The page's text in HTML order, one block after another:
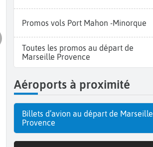
Promos vols Port Mahon -Minorque
Toutes les promos au départ de
Marseille Provence
Aéroports à proximité
Billets d’avion au départ de Marseille
Provence